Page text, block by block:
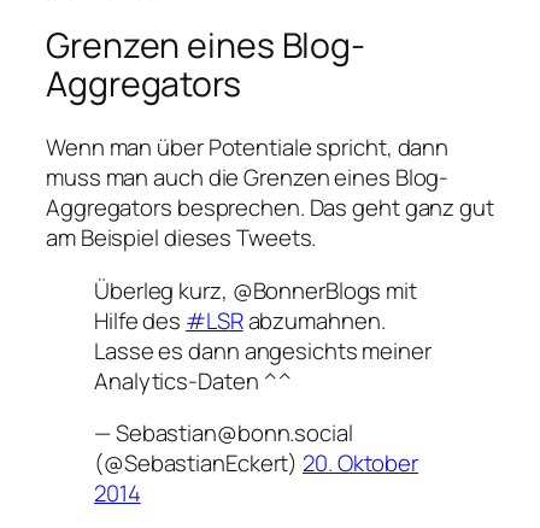
Grenzen eines Blog-
Aggregators
Wenn man über Potentiale spricht, dann
muss man auch die Grenzen eines Blog-
Aggregators besprechen. Das geht ganz gut
am Beispiel dieses Tweets.
Überleg kurz, @BonnerBlogs mit
Hilfe des #LSRabzumahnen.
Lasse es dann angesichts meiner
Analytics-Daten ^^
— Sebastian@bonn.social
(@SebastianEckert) 20. Oktober
2014